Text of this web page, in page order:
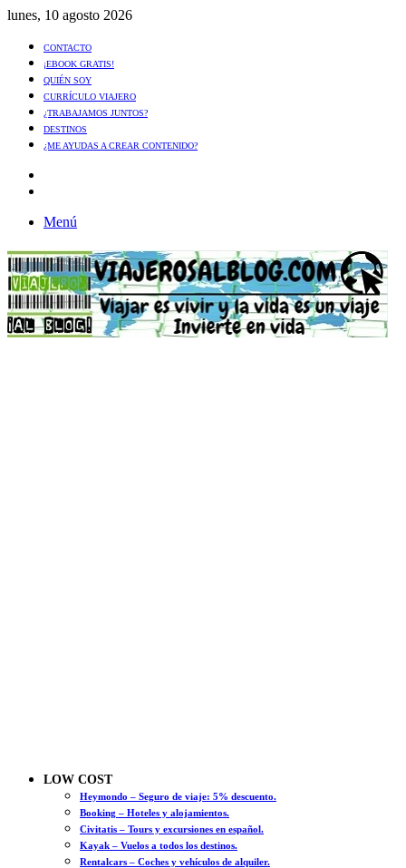
lunes, 10 agosto 2026
CONTACTO
¡EBOOK GRATIS!
QUIÉN SOY
CURRÍCULO VIAJERO
¿TRABAJAMOS JUNTOS?
DESTINOS
¿ME AYUDAS A CREAR CONTENIDO?
Menú
LOW COST
Heymondo – Seguro de viaje: 5% descuento.
Booking – Hoteles y alojamientos.
Civitatis – Tours y excursiones en español.
Kayak – Vuelos a todos los destinos.
Rentalcars – Coches y vehículos de alquiler.